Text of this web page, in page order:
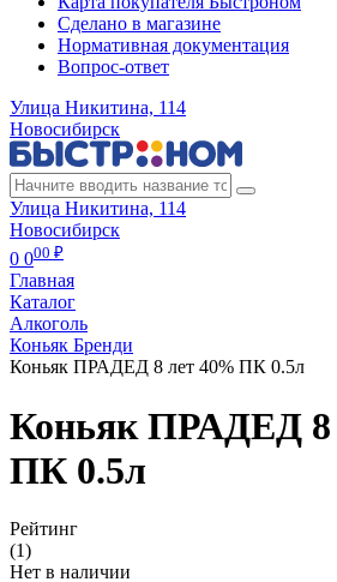
Сделано в магазине
Нормативная документация
Вопрос-ответ
Улица Никитина, 114
Новосибирск
Улица Никитина, 114
Новосибирск
0 000 ₽
Главная
Каталог
Алкоголь
Коньяк Бренди
Коньяк ПРАДЕД 8 лет 40% ПК 0.5л
Коньяк ПРАДЕД 8
ПК 0.5л
Рейтинг
(1)
Нет в наличии